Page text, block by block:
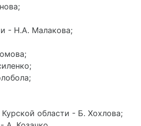
- Н.А. Малакова;
области - Б. Хохлова;